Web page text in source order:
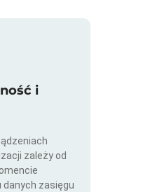
i
zależy od
danych zasięgu